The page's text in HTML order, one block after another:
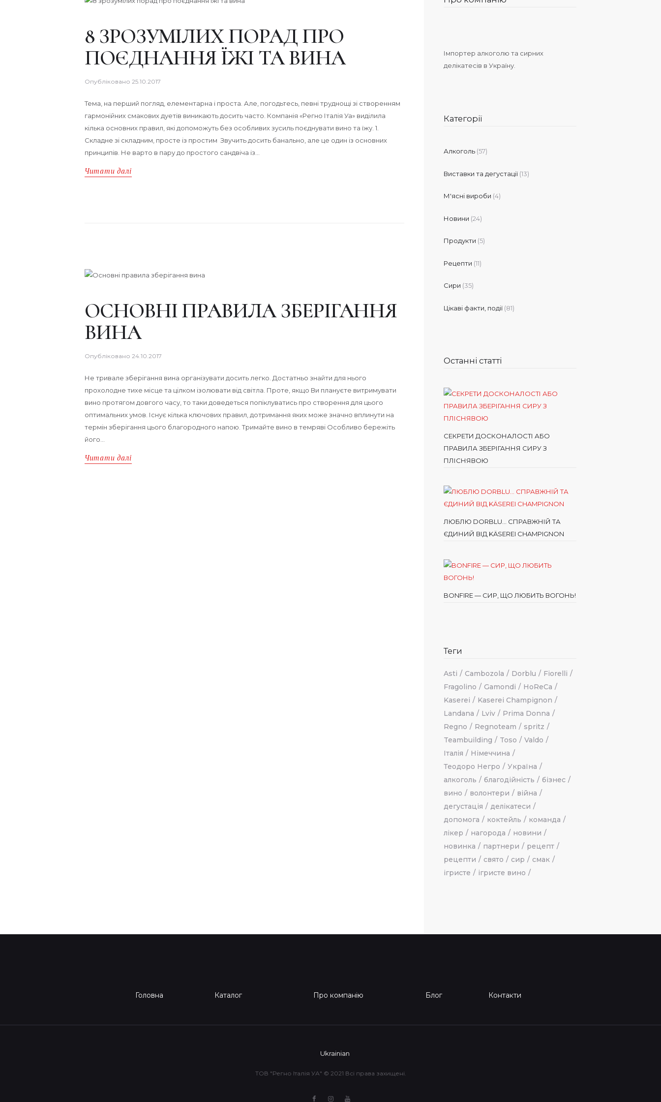
8 ЗРОЗУМІЛИХ ПОРАД ПРО
ПОЄДНАННЯ ЇЖІ ТА ВИНА
Опубліковано 25.10.2017
Тема, на перший погляд, елементарна і проста. Але, погодьтесь, певні труднощі зі створенням
гармонійних смакових дуетів виникають досить часто. Компанія «Регно Італія Уа» виділила
кілька основних правил, які допоможуть без особливих зусиль поєднувати вино та їжу. 1.
Складне зі складним, просте із простим Звучить досить банально, але це один із основних
принципів. Не варто в пару до простого сандвіча із…
Читати далі
ОСНОВНІ ПРАВИЛА ЗБЕРІГАННЯ
ВИНА
Опубліковано 24.10.2017
Не тривале зберігання вина організувати досить легко. Достатньо знайти для нього
прохолодне тихе місце та цілком ізолювати від світла. Проте, якщо Ви плануєте витримувати
вино протягом довгого часу, то таки доведеться попіклуватись про створення для цього
оптимальних умов. Існує кілька ключових правил, дотримання яких може значно вплинути на
термін зберігання цього благородного напою. Тримайте вино в темряві Особливо бережіть
його…
Читати далі
Імпортер алкоголю та сирних
делікатесів в Україну.
Категорії
Алкоголь (57)
Виставки та дегустації (13)
М'ясні вироби (4)
Новини (24)
Продукти (5)
Рецепти (11)
Сири (35)
Цікаві факти, події (81)
Останні статті
СЕКРЕТИ ДОСКОНАЛОСТІ АБО
ПРАВИЛА ЗБЕРІГАННЯ СИРУ З
ПЛІСНЯВОЮ
ЛЮБЛЮ DORBLU… СПРАВЖНІЙ ТА
ЄДИНИЙ ВІД KÄSEREI CHAMPIGNON
BONFIRE — СИР, ЩО ЛЮБИТЬ ВОГОНЬ!
Теги
Asti Cambozola Dorblu
Fiorelli
Fragolino
Gamondi
HoReCa
Kaserei
Kaserei Champignon
Landana
Lviv
Prima Donna
Regno
Regnoteam
spritz
Teambuilding
Toso
Valdo
Італія
Німеччина
Теодоро Негро
Україна
алкоголь
благодійність
бізнес
вино
волонтери
війна
дегустація
делікатеси
допомога
коктейль
команда
лікер
нагорода
новини
новинка
партнери
рецепт
рецепти
свято сир
смак
ігристе
ігристе вино
Головна Каталог Про компанію Блог Контакти
Ukrainian
ТОВ "Регно Італія УА" © 2021 Всі права захищені.